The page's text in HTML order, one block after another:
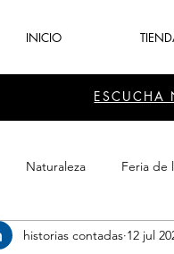
INICIO
ESCUCHA
Naturaleza Feria de
Patrimonio Sector
historias contadas 12 jul